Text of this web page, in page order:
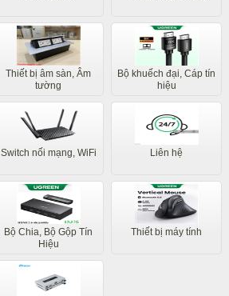
Thiết bị âm sàn, Âm
tường
Bộ khuếch đại, Cáp tín
hiệu
Switch nối mạng, WiFi Liên hệ
Bộ Chia, Bộ Gộp Tín
Hiệu
Thiết bị máy tính